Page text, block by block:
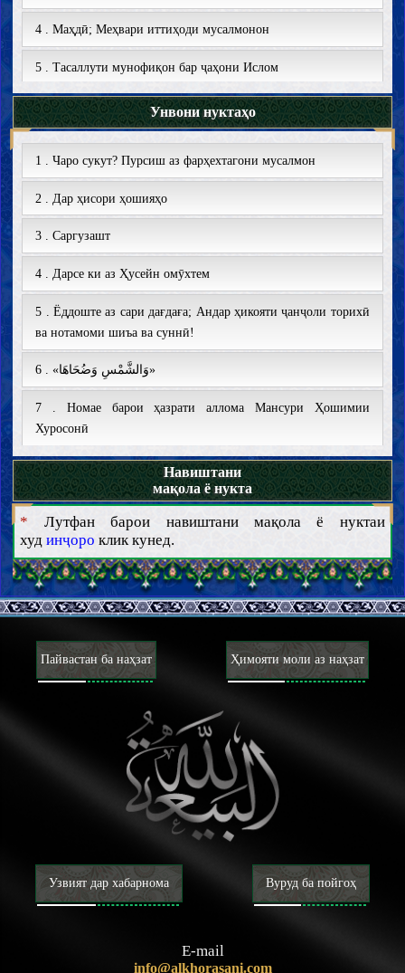
4 . Маҳдӣ; Меҳвари иттиҳоди мусалмонон
5 . Тасаллути мунофиқон бар ҷаҳони Ислом
6 . Ҷаҳони Ислом дар фароянди ду қутбӣ шудан
7 . Фаҷри содиқ пас аз ғурубӣ ғамнок ва тӯлонӣ; Ёддоште
бар китоби «Бозгашт ба Ислом» асари Мансури Ҳошимии
Хуросонӣ
8 . Хоҳӣ нашавӣ расво, ҳамранги «Ҳақиқат» шав!
9 . Иттиҳодияи кишварҳои Исломӣ; Тарҳӣ истротежик
барои хуруҷи ҷаҳони Ислом аз бунбаст
10 . Ишороти китоби «Бозгашт ба Ислом» ба анҷуманҳои
махфӣ
11 . Моҳи мубораки рамазон; Фурсате барои бозгашт ба
12 . Моҳи мубораки рамазон; Майдони набар бо мавонеъи
шинохт
13 . Ховари миёна; Обистани фитнаи бузург
14 . Ҷаҳони Ислом; Дар такопуйи роҳи наҷот
15 . «Аз луқмаҳое ки мешавем!»
16 . Чаро Бозгашт ба Ислом?!
17 . Низоъ бар сари ҷои дигарӣ!
18 . Бозгашт ба Ислом; Хоре дар чашми тоғутпарастони
19 . Китоби «Бозгашт ба Ислом»; Заминасози ваҳдати
20 . Назарияи «Вилояти мутлақаи фақиҳ»; Бидъати фақиҳӣ
фиқҳои охируззамон ё бунбасти лоянҳалли машрӯъият?!
зуҳури Маҳдӣ
Унвони нуктаҳо
1 . Чаро сукут? Пурсиш аз фарҳехтагони мусалмон
2 . Дар ҳисори ҳошияҳо
3 . Саргузашт
4 . Дарсе ки аз Ҳусейн омӯхтем
5 . Ёддоште аз сари дағдаға; Андар ҳикояти ҷанҷоли торихӣ
ва нотамоми шиъа ва суннӣ!
6 . «وَالشَّمْسِ وَضُحَاهَا»
7 . Номае барои ҳазрати аллома Мансури Ҳошимии
Хуросонӣ
8 . Ҳақиқат дар муҳосира...
9 . Ба муносибати филтир шудани пойгоҳи алломаи
Хуросонӣ дар Эрон
10 . Матарсак
11 . «کتاب الله و عترتي أهل بیتي»
12 . Афюни амният!
13 . Нидои Маҳдӣ
14 . Нодонро аз ҳар тараф навиштам, нодон буд!
15 . Бар табли имон; Андар ҳикояти мусалмононе аз аҳли
ташаюъ ки тазоҳур ба имон мекунанд!
16 . Ҷилвае аз малакут; Бозхонии гуфторе аз аллома
Мансури Ҳошимии Хуросонӣ ҳафизаҳуллоҳ таъоло
17 . Кондидои фаромӯш шуда
18 . Бурише аз як гуфтугӯ
Навиштани
мақола ё нукта
* Лутфан барои навиштани мақола ё нуктаи
худинҷоро клик кунед.
Пайвастан ба наҳзат Ҳимояти моли аз наҳзат
Узвият дар хабарнома Вуруд ба пойгоҳ
E-mail
info@alkhorasani.com